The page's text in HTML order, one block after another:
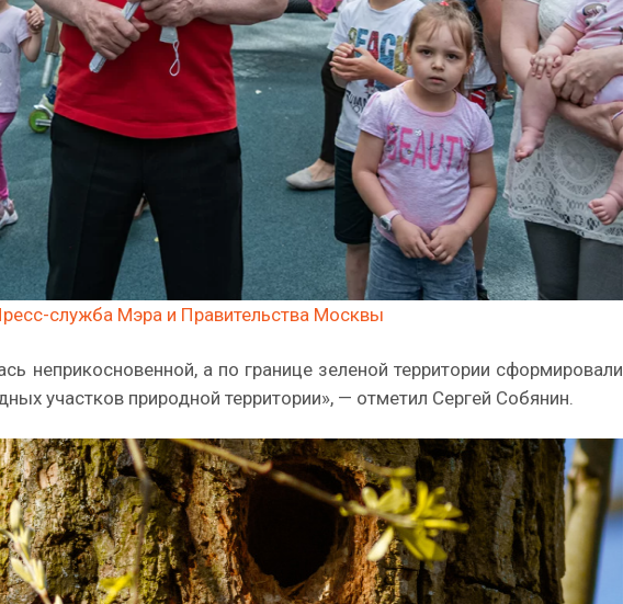
служба Мэра и Правительства Москвы
неприкосновенной, а по границе зеленой территории сформировали
участков природной территории», — отметил Сергей Собянин.